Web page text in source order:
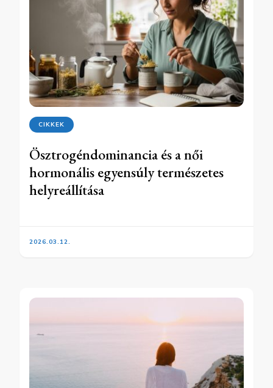
CIKKEK
Ösztrogéndominancia és a női
hormonális egyensúly természetes
helyreállítása
2026.03.12.